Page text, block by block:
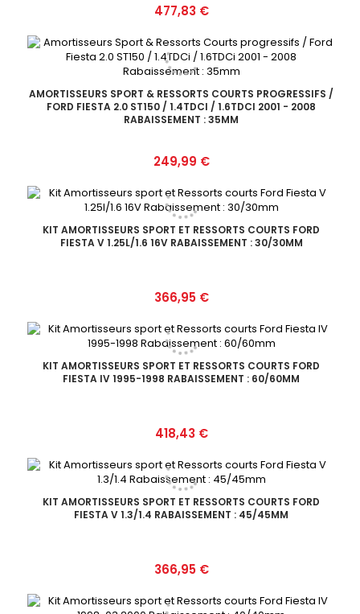
Prix
477,83 €
AMORTISSEURS SPORT & RESSORTS COURTS PROGRESSIFS /
FORD FIESTA 2.0 ST150 / 1.4TDCI / 1.6TDCI 2001 - 2008
RABAISSEMENT : 35MM
Prix
249,99 €
KIT AMORTISSEURS SPORT ET RESSORTS COURTS FORD
FIESTA V 1.25L/1.6 16V RABAISSEMENT : 30/30MM
Prix
366,95 €
KIT AMORTISSEURS SPORT ET RESSORTS COURTS FORD
FIESTA IV 1995-1998 RABAISSEMENT : 60/60MM
Prix
418,43 €
KIT AMORTISSEURS SPORT ET RESSORTS COURTS FORD
FIESTA V 1.3/1.4 RABAISSEMENT : 45/45MM
Prix
366,95 €